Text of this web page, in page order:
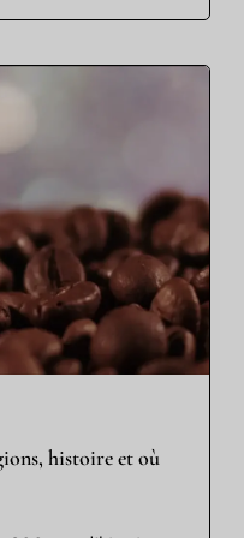
histoire et où